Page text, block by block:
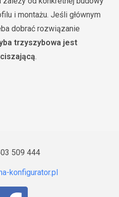
i montażu. Jeśli głównym
dobrać rozwiązanie
trzyszybowa jest
.
509 444